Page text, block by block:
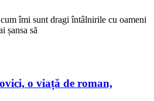
îmi sunt dragi întâlnirile cu oameni
șansa să
o viață de roman,